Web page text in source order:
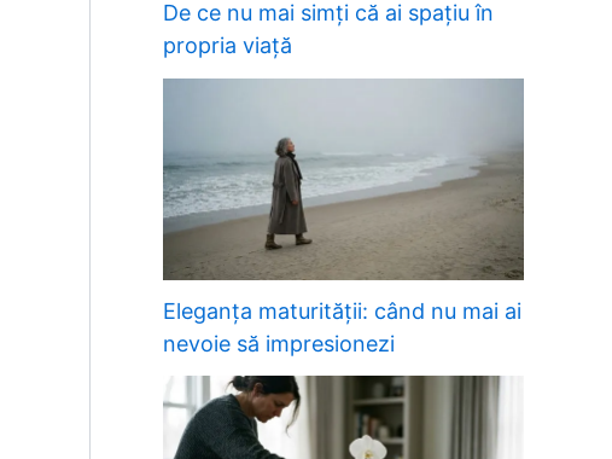
De ce nu mai simți că ai spațiu în
propria viață
Eleganța maturității: când nu mai ai
nevoie să impresionezi